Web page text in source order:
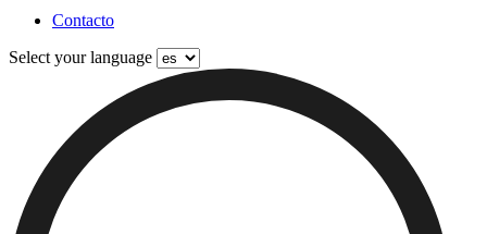
Contacto
Select your language